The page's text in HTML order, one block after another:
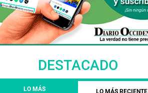
DESTACADO
LO MÁS